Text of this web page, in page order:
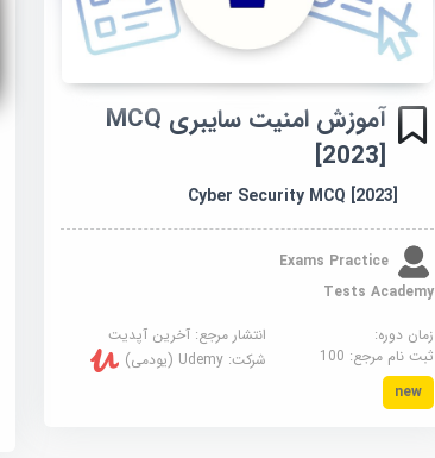
آموزش امنیت سایبری MCQ
[2023]
Cyber Security MCQ [2023]
Exams Practice
Tests Academy
زمان دوره:
انتشار مرجع: آخرین آپدیت
ثبت نام مرجع: 100 شرکت: Udemy (یودمی)
new